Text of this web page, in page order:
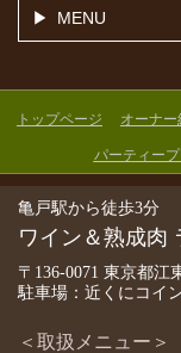
MENU
トップページ オーナー
パーティー
亀戸駅から徒歩3分
ワイン＆熟成肉
〒136-0071 東京都江
駐車場：近くにコイ
＜取扱メニュー＞